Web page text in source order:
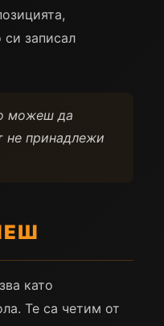
си записал
можеш да
не принадлежи
като
Те са четим от